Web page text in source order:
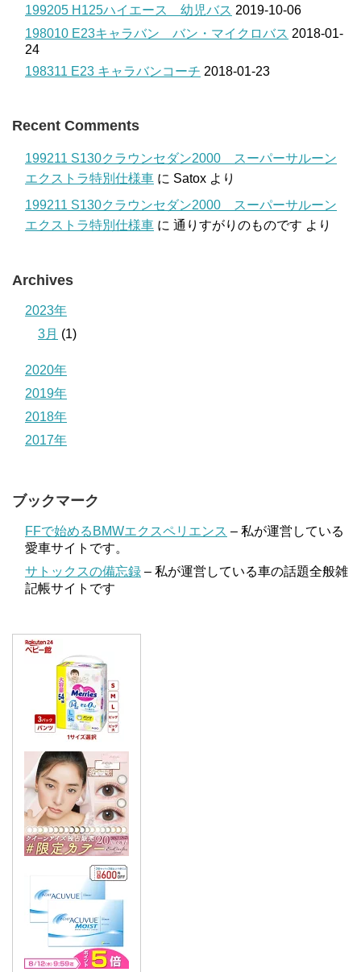
199205 H125ハイエース 幼児バス 2019-10-06
198010 E23キャラバン バン・マイクロバス 2018-01-
24
198311 E23 キャラバンコーチ 2018-01-23
Recent Comments
199211 S130クラウンセダン2000 スーパーサルーン
エクストラ特別仕様車 に Satox より
199211 S130クラウンセダン2000 スーパーサルーン
エクストラ特別仕様車 に 通りすがりのものです より
Archives
2023年
3月 (1)
2020年
2019年
2018年
2017年
ブックマーク
FFで始めるBMWエクスペリエンス – 私が運営している
愛車サイトです。
サトックスの備忘録 – 私が運営している車の話題全般雑
記帳サイトです